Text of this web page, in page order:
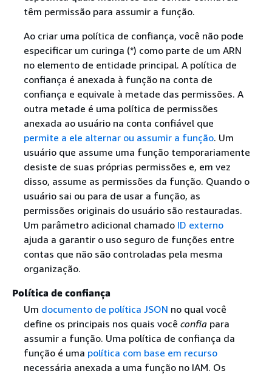
têm permissão para assumir a função.
Ao criar uma política de confiança, você não pode
especificar um curinga (*) como parte de um ARN
no elemento de entidade principal. A política de
confiança é anexada à função na conta de
confiança e equivale à metade das permissões. A
outra metade é uma política de permissões
anexada ao usuário na conta confiável que
permite a ele alternar ou assumir a função. Um
usuário que assume uma função temporariamente
desiste de suas próprias permissões e, em vez
disso, assume as permissões da função. Quando o
usuário sai ou para de usar a função, as
permissões originais do usuário são restauradas.
Um parâmetro adicional chamado ID externo
ajuda a garantir o uso seguro de funções entre
contas que não são controladas pela mesma
organização.
Política de confiança
Um documento de política JSON no qual você
define os principais nos quais você confiapara
assumir a função. Uma política de confiança da
função é uma política com base em recurso
necessária anexada a uma função no IAM. Os